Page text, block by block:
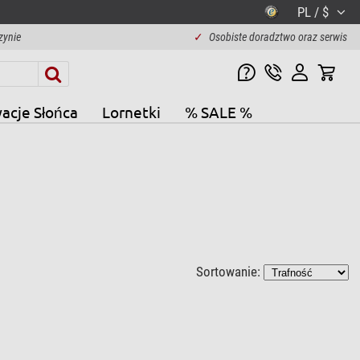
PL / $
✓ Osobiste doradztwo oraz serwis
Słońca Lornetki % SALE %
Sortowanie: